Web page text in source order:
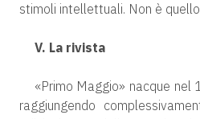
stimoli intellettuali. Non è
V. La rivista
«Primo Maggio» nacque nel
raggiungendo